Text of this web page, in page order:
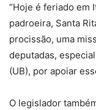
“Hoje é feriado em
padroeira, Santa
procissão, uma
deputadas,
(UB), por apoiar
O legislador